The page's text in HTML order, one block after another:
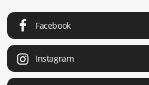
Facebook
Instagram